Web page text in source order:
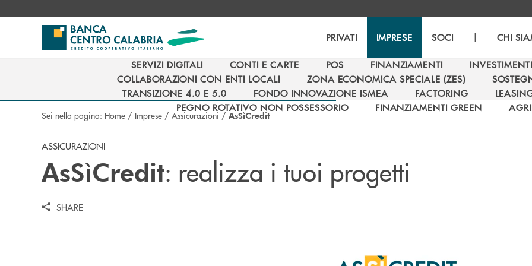
PRIVATI IMPRESE SOCI | CHI
SERVIZI DIGITALI
SERVIZI DIGITALI
CONTI E CARTE
CONTI E CARTE
POS
POS
FINANZIAMENTI
FINANZIAMENTI
INVESTIMENTI
INVESTIMENTI
COLLABORAZIONI CON ENTI LOCALI
COLLABORAZIONI CON ENTI LOCALI
ZONA ECONOMICA SPECIALE (ZES)
ZONA ECONOMICA SPECIALE (ZES)
TRANSIZIONE 4.0 E 5.0
TRANSIZIONE 4.0 E 5.0
FONDO INNOVAZIONE ISMEA
FONDO INNOVAZIONE ISMEA
FACTORING
FACTORING
PEGNO ROTATIVO NON POSSESSORIO
PEGNO ROTATIVO NON POSSESSORIO
FINANZIAMENTI GREEN
Sei nella pagina: Home / Imprese / Assicurazioni / AsSìCredit
ASSICURAZIONI
AsSìCredit: realizza i tuoi progetti
SHARE